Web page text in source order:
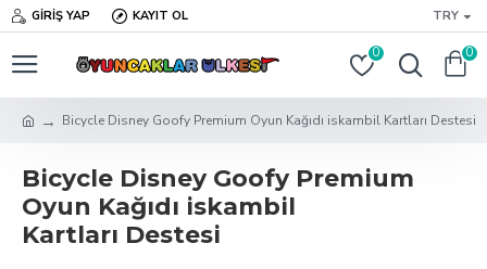
GIRIŞ YAP KAYIT OL TRY
0 0
Bicycle Disney Goofy Premium Oyun Kağıdı iskambil Kartları Destesi
Bicycle Disney Goofy Premium
Oyun Kağıdı iskambil
Kartları Destesi